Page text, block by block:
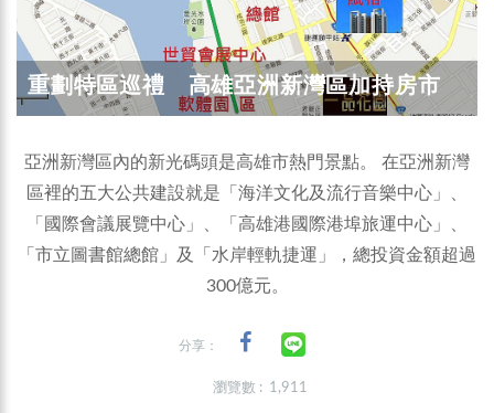
重劃特區巡禮 高雄亞洲新灣區加持房市
亞洲新灣區內的新光碼頭是高雄市熱門景點。 在亞洲新灣
區裡的五大公共建設就是「海洋文化及流行音樂中心」、
「國際會議展覽中心」、「高雄港國際港埠旅運中心」、
「市立圖書館總館」及「水岸輕軌捷運」，總投資金額超過
300億元。
分享：
瀏覽數 : 1,911